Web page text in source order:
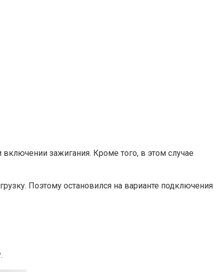
зажигания. Кроме того, в этом случае
Поэтому остановился на варианте подключения